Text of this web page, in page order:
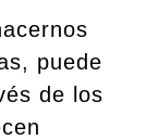
puede
de los